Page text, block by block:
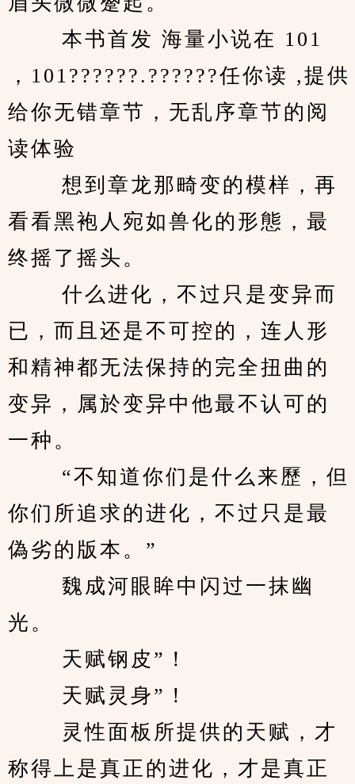
本书首发 海量小说在 101
，101??????.??????任你读 ,提供
给你无错章节，无乱序章节的阅
读体验
想到章龙那畸变的模样，再
看看黑袍人宛如兽化的形態，最
终摇了摇头。
什么进化，不过只是变异而
已，而且还是不可控的，连人形
和精神都无法保持的完全扭曲的
变异，属於变异中他最不认可的
一种。
“不知道你们是什么来歷，但
你们所追求的进化，不过只是最
偽劣的版本。”
魏成河眼眸中闪过一抹幽
光。
天赋钢皮”！
天赋灵身”！
灵性面板所提供的天赋，才
称得上是真正的进化，才是真正